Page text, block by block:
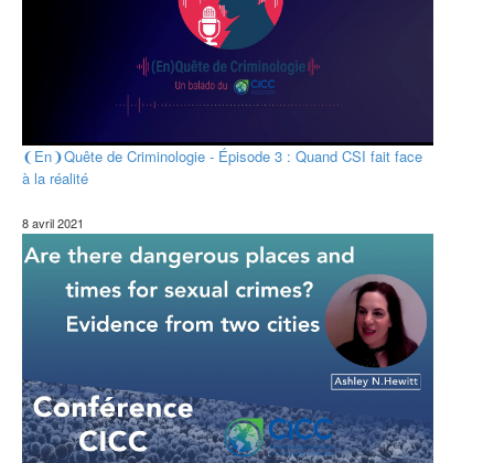
❨En❩Quête de Criminologie - Épisode 3 : Quand CSI fait face
à la réalité
8 avril 2021